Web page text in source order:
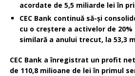
acordate de 5,5 miliarde lei în
CEC Bank continuă să-și
cu o creștere a activelor de
similară a anului trecut, la 53,3
CEC Bank a înregistrat un profit
de 110,8 milioane de lei în primul